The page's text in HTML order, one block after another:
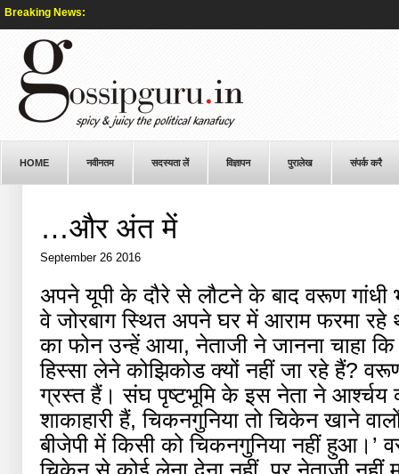
Breaking News:
HOME नवीनतम सदस्यता लें विज्ञापन पुरालेख संपर्क करै
…और अंत में
September 26 2016
अपने यूपी के दौरे से लौटने के बाद वरूण
वे जोरबाग स्थित अपने घर में आराम फरमा
का फोन उन्हें आया, नेताजी ने जानना चाहा कि
हिस्सा लेने कोझिकोड क्यों नहीं जा रहे हैं?
ग्रस्त हैं। संघ पृष्टभूमि के इस नेता ने आर्श्चय
शाकाहारी हैं, चिकनगुनिया तो चिकेन खाने
बीजेपी में किसी को चिकनगुनिया नहीं हुआ।’